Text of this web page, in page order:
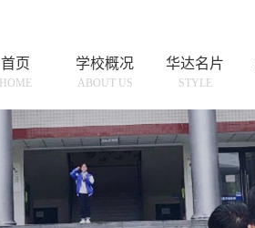
首页
HOME
学校概况
ABOUT US
华达名片
STYLE